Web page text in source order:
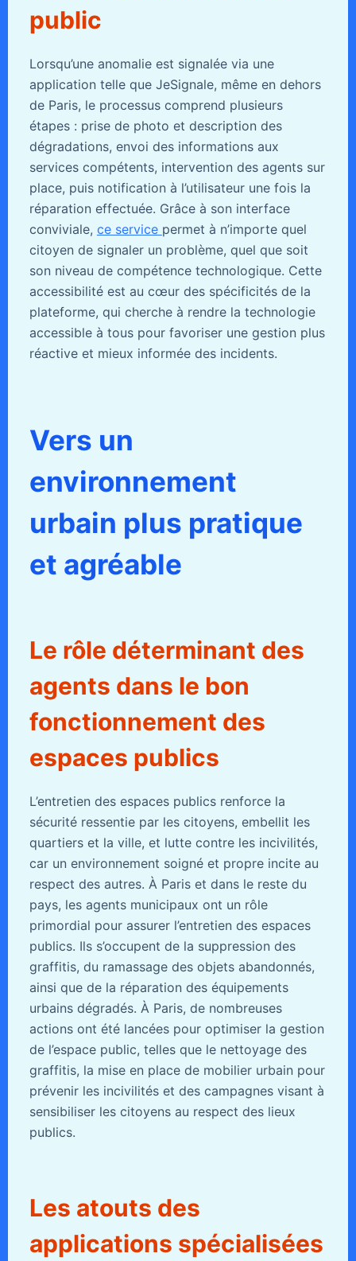
public
Lorsqu’une anomalie est signalée via une
application telle que JeSignale, même en dehors
de Paris, le processus comprend plusieurs
étapes : prise de photo et description des
dégradations, envoi des informations aux
services compétents, intervention des agents sur
place, puis notification à l’utilisateur une fois la
réparation effectuée. Grâce à son interface
conviviale, ce service permet à n’importe quel
citoyen de signaler un problème, quel que soit
son niveau de compétence technologique. Cette
accessibilité est au cœur des spécificités de la
plateforme, qui cherche à rendre la technologie
accessible à tous pour favoriser une gestion plus
réactive et mieux informée des incidents.
Vers un
environnement
urbain plus pratique
et agréable
Le rôle déterminant des
agents dans le bon
fonctionnement des
espaces publics
L’entretien des espaces publics renforce la
sécurité ressentie par les citoyens, embellit les
quartiers et la ville, et lutte contre les incivilités,
car un environnement soigné et propre incite au
respect des autres. À Paris et dans le reste du
pays, les agents municipaux ont un rôle
primordial pour assurer l’entretien des espaces
publics. Ils s’occupent de la suppression des
graffitis, du ramassage des objets abandonnés,
ainsi que de la réparation des équipements
urbains dégradés. À Paris, de nombreuses
actions ont été lancées pour optimiser la gestion
de l’espace public, telles que le nettoyage des
graffitis, la mise en place de mobilier urbain pour
prévenir les incivilités et des campagnes visant à
sensibiliser les citoyens au respect des lieux
publics.
Les atouts des
applications spécialisées